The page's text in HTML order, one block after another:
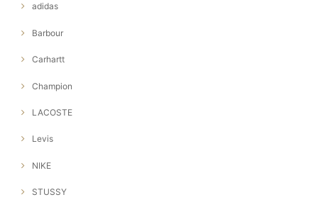
adidas
Barbour
Carhartt
Champion
LACOSTE
Levis
NIKE
STUSSY